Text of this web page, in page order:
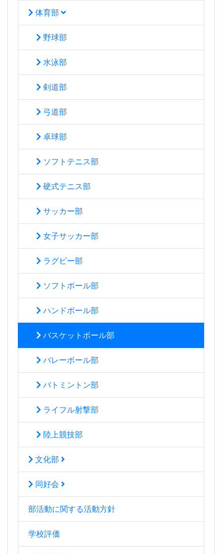
体育部
野球部
水泳部
剣道部
弓道部
卓球部
ソフトテニス部
硬式テニス部
サッカー部
女子サッカー部
ラグビー部
ソフトボール部
ハンドボール部
バスケットボール部
バレーボール部
バトミントン部
ライフル射撃部
陸上競技部
文化部
同好会
部活動に関する活動方針
学校評価